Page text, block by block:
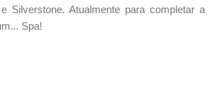
Silverstone. Atualmente para completar a
Spa!